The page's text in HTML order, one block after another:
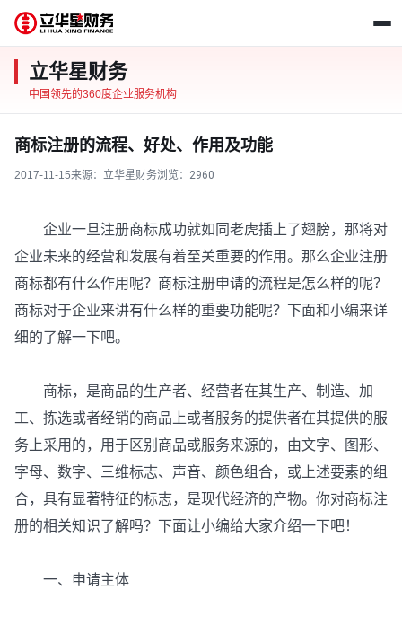
立华星财务
中国领先的360度企业服务机构
商标注册的流程、好处、作用及功能
2017-11-15来源：立华星财务浏览： 2960
企业一旦注册商标成功就如同老虎插上了翅膀，那将对
企业未来的经营和发展有着至关重要的作用。那么企业注册
商标都有什么作用呢？商标注册申请的流程是怎么样的呢？
商标对于企业来讲有什么样的重要功能呢？下面和小编来详
细的了解一下吧。
商标，是商品的生产者、经营者在其生产、制造、加
工、拣选或者经销的商品上或者服务的提供者在其提供的服
务上采用的，用于区别商品或服务来源的，由文字、图形、
字母、数字、三维标志、声音、颜色组合，或上述要素的组
合，具有显著特征的标志，是现代经济的产物。你对商标注
册的相关知识了解吗？下面让小编给大家介绍一下吧！
一、申请主体